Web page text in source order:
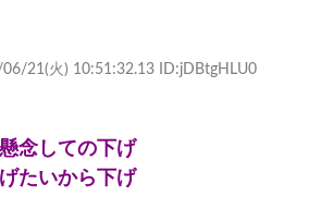
21(火) 10:51:32.13 ID:jDBtgHLU0
念しての下げ
たいから下げ